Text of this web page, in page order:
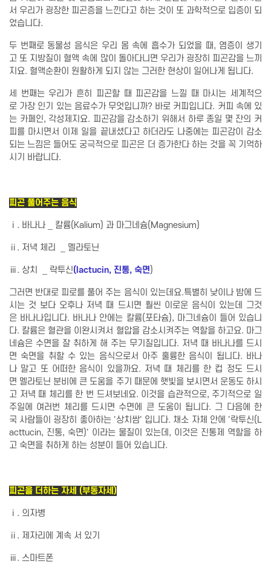
서 우리가 굉장한 피곤증을 느낀다고 하는 것이 또 과학적으로 입증이 되
었습니다.
두 번째로 동물성 음식은 우리 몸 속에 흡수가 되었을 때, 염증이 생기
고 또 지방질이 혈액 속에 많이 돌아다니면 우리가 굉장히 피곤감을 느끼
지요. 혈액순환이 원활하게 되지 않는 그러한 현상이 일어나게 됩니다.
세 번째는 우리가 흔히 피곤할 때 피곤감을 느낄 때 마시는 세계적으
로 가장 인기 있는 음료수가 무엇입니까? 바로 커피입니다. 커피 속에 있
는 카페인, 각성제지요. 피곤감을 감소하기 위해서 하루 종일 몇 잔의 커
피를 마시면서 이제 일을 끝내셨다고 하더라도 나중에는 피곤감이 감소
되는 느낌은 들어도 궁극적으로 피곤은 더 증가한다 하는 것을 꼭 기억하
시기 바랍니다.
피곤 풀어주는 음식
ⅰ. 바나나 _ 칼륨(Kalium) 과 마그네슘(Magnesium)
ⅱ. 저녁 체리 _ 멜라토닌
ⅲ. 상치 _ 락투신(lactucin, 진통, 숙면)
그러면 반대로 피로를 풀어 주는 음식이 있는데요.특별히 낮이나 밤에 드
시는 것 보다 오후나 저녁 때 드시면 훨씬 이로운 음식이 있는데 그것
은 바나나입니다. 바나나 안에는 칼륨(포타슘), 마그네슘이 들어 있습니
다. 칼륨은 혈관을 이완시켜서 혈압을 감소시켜주는 역할을 하고요. 마그
네슘은 수면을 잘 취하게 해 주는 무기질입니다. 저녁 때 바나나를 드시
면 숙면을 취할 수 있는 음식으로서 아주 훌륭한 음식이 됩니다. 바나
나 말고 또 어떠한 음식이 있을까요. 저녁 때 체리를 한 컵 정도 드시
면 멜라토닌 분비에 큰 도움을 주기 때문에 햇빛을 보시면서 운동도 하시
고 저녁 때 체리를 한 번 드셔보네요. 이것을 습관적으로, 주기적으로 일
주일에 여러번 체리를 드시면 수면에 큰 도움이 됩니다. 그 다음에 한
국 사람들이 굉장히 좋아하는 '상치쌈' 입니다. 채소 자체 안에 '락투신(L
acttucin, 진통, 숙면)' 이라는 물질이 있는데, 이것은 진통제 역할을 하
고 숙면을 취하게 하는 성분이 들어 있습니다.
피곤을 더하는 자세 (부동자세)
ⅰ. 의자병
ⅱ. 제자리에 계속 서 있기
ⅲ. 스마트폰